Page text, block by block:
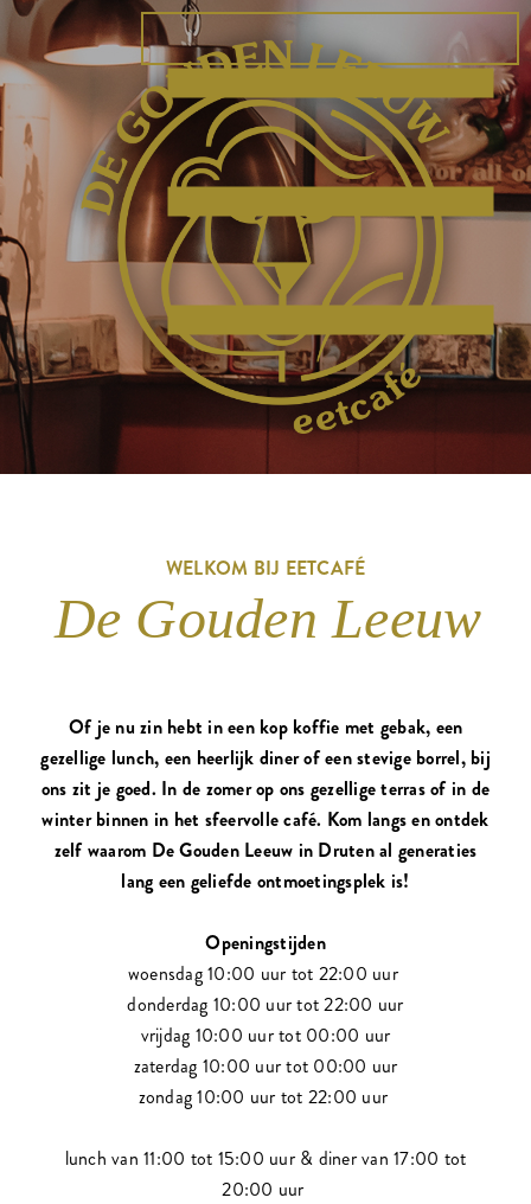
WELKOM BIJ EETCAFÉ
De Gouden Leeuw
Of je nu zin hebt in een kop koffie met gebak, een
gezellige lunch, een heerlijk diner of een stevige borrel, bij
ons zit je goed. In de zomer op ons gezellige terras of in de
winter binnen in het sfeervolle café. Kom langs en ontdek
zelf waarom De Gouden Leeuw in Druten al generaties
lang een geliefde ontmoetingsplek is!
Openingstijden
woensdag 10:00 uur tot 22:00 uur
donderdag 10:00 uur tot 22:00 uur
vrijdag 10:00 uur tot 00:00 uur
zaterdag 10:00 uur tot 00:00 uur
zondag 10:00 uur tot 22:00 uur
lunch van 11:00 tot 15:00 uur & diner van 17:00 tot
20:00 uur